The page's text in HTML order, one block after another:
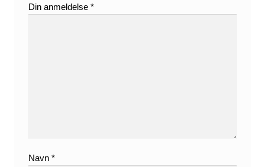
Din anmeldelse*
Navn*